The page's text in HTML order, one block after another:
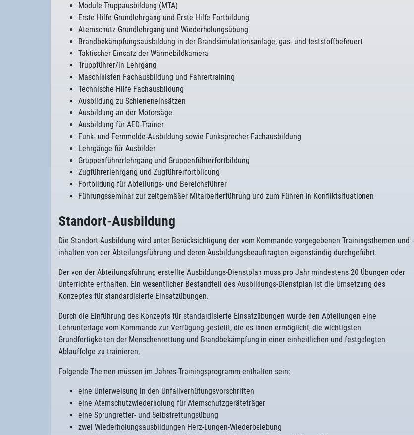
Module Truppausbildung (MTA)
Erste Hilfe Grundlehrgang und Erste Hilfe Fortbildung
Atemschutz Grundlehrgang und Wiederholungsübung
Brandbekämpfungsausbildung in der Brandsimulationsanlage, gas- und feststoffbefeuert
Taktischer Einsatz der Wärmebildkamera
Truppführer/in Lehrgang
Maschinisten Fachausbildung und Fahrertraining
Technische Hilfe Fachausbildung
Ausbildung zu Schieneneinsätzen
Ausbildung an der Motorsäge
Ausbildung für AED-Trainer
Funk- und Fernmelde-Ausbildung sowie Funksprecher-Fachausbildung
Lehrgänge für Ausbilder
Gruppenführerlehrgang und Gruppenführerfortbildung
Zugführerlehrgang und Zugführerfortbildung
Fortbildung für Abteilungs- und Bereichsführer
Führungsseminar zur zeitgemäßer Mitarbeiterführung und zum Führen in Konfliktsituationen
Standort-Ausbildung
Die Standort-Ausbildung wird unter Berücksichtigung der vom Kommando vorgegebenen Trainingsthemen und -
inhalten von der Abteilungsführung und deren Ausbildungsbeauftragten eigenständig durchgeführt.
Der von der Abteilungsführung erstellte Ausbildungs-Dienstplan muss pro Jahr mindestens 20 Übungen oder
Unterrichte enthalten. Ein wesentlicher Bestandteil des Ausbildungs-Dienstplan ist die Umsetzung des
Konzeptes für standardisierte Einsatzübungen.
Durch die Einführung des Konzepts für standardisierte Einsatzübungen wurde den Abteilungen eine
Lehrunterlage vom Kommando zur Verfügung gestellt, die es ihnen ermöglicht, die wichtigsten
Grundfertigkeiten der Menschenrettung und Brandbekämpfung in einer einheitlichen und festgelegten
Ablauffolge zu trainieren.
Folgende Themen müssen im Jahres-Trainingsprogramm enthalten sein:
eine Unterweisung in den Unfallverhütungsvorschriften
eine Atemschutzwiederholung für Atemschutzgeräteträger
eine Sprungretter- und Selbstrettungsübung
zwei Wiederholungsausbildungen Herz-Lungen-Wiederbelebung